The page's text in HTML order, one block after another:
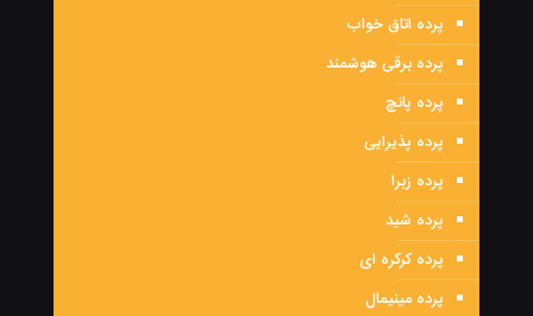
پرده اتاق خواب
پرده برقی هوشمند
پرده پانچ
پرده پذیرایی
پرده زبرا
پرده شید
پرده کرکره ای
پرده مینیمال